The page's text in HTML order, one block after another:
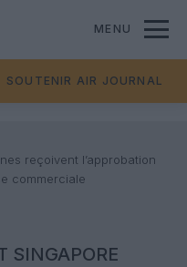
MENU
SOUTENIR AIR JOURNAL
reçoivent l’approbation
commerciale
SINGAPORE